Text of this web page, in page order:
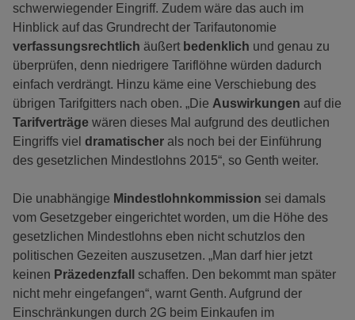
schwerwiegender Eingriff. Zudem wäre das auch im
Hinblick auf das Grundrecht der Tarifautonomie
verfassungsrechtlich äußert bedenklich und genau zu
überprüfen, denn niedrigere Tariflöhne würden dadurch
einfach verdrängt. Hinzu käme eine Verschiebung des
übrigen Tarifgitters nach oben. „Die Auswirkungen auf die
Tarifverträge wären dieses Mal aufgrund des deutlichen
Eingriffs viel dramatischer als noch bei der Einführung
des gesetzlichen Mindestlohns 2015“, so Genth weiter.
Die unabhängige Mindestlohnkommission sei damals
vom Gesetzgeber eingerichtet worden, um die Höhe des
gesetzlichen Mindestlohns eben nicht schutzlos den
politischen Gezeiten auszusetzen. „Man darf hier jetzt
keinen Präzedenzfall schaffen. Den bekommt man später
nicht mehr eingefangen“, warnt Genth. Aufgrund der
Einschränkungen durch 2G beim Einkaufen im